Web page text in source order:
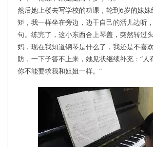
然后她上楼去写学校的功课，轮到6岁的妹
矩，我一样坐在旁边，边干自己的活儿边听
句。练完了，这小东西合上琴盖，突然转过
妈，现在我知道钢琴是什么了，我还是不喜
防，一下子答不上来，她见状继续补充：“人
你不能要求我和姐姐一样。”